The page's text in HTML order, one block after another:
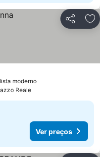
Partilhar
moderno
Reale
Ver preços